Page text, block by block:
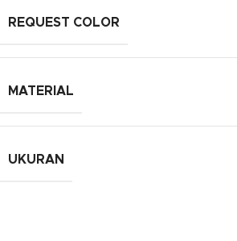
REQUEST COLOR
MATERIAL
UKURAN